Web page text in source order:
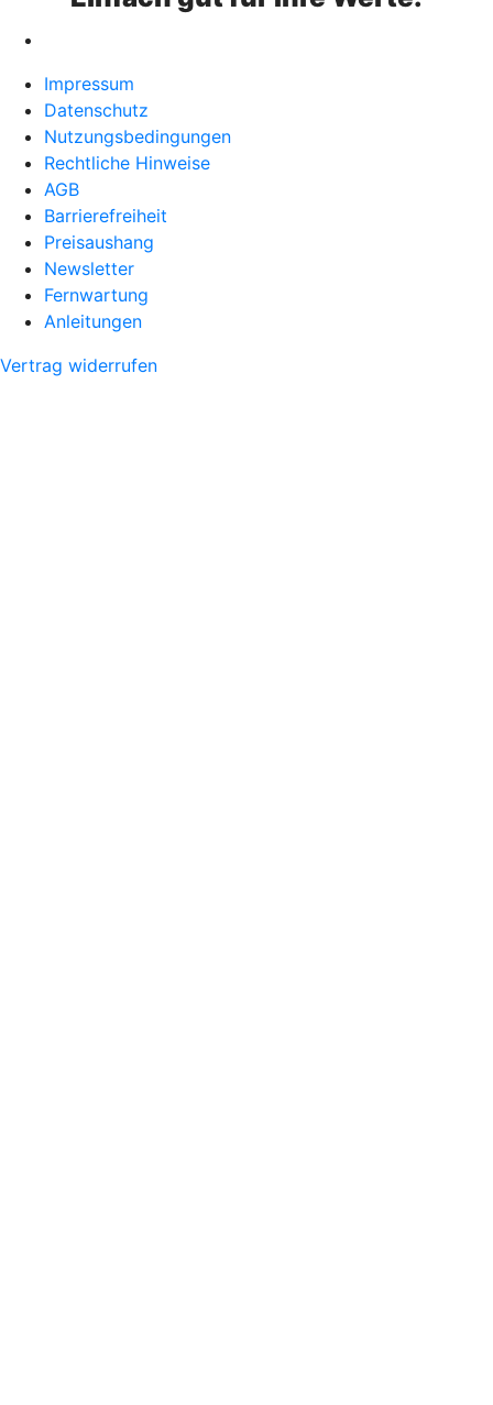
Impressum
Datenschutz
Nutzungsbedingungen
Rechtliche Hinweise
AGB
Barrierefreiheit
Preisaushang
Newsletter
Fernwartung
Anleitungen
Vertrag widerrufen